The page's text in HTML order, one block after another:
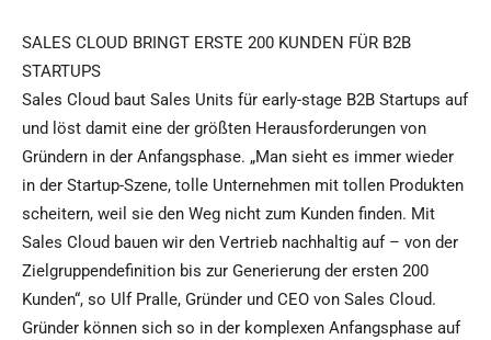
SALES CLOUD BRINGT ERSTE 200 KUNDEN FÜR B2B
STARTUPS
Sales Cloud baut Sales Units für early-stage B2B Startups auf
und löst damit eine der größten Herausforderungen von
Gründern in der Anfangsphase. „Man sieht es immer wieder
in der Startup-Szene, tolle Unternehmen mit tollen Produkten
scheitern, weil sie den Weg nicht zum Kunden finden. Mit
Sales Cloud bauen wir den Vertrieb nachhaltig auf – von der
Zielgruppendefinition bis zur Generierung der ersten 200
Kunden“, so Ulf Pralle, Gründer und CEO von Sales Cloud.
Gründer können sich so in der komplexen Anfangsphase auf